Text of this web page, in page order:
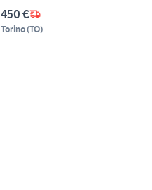
450 €
Torino(TO)